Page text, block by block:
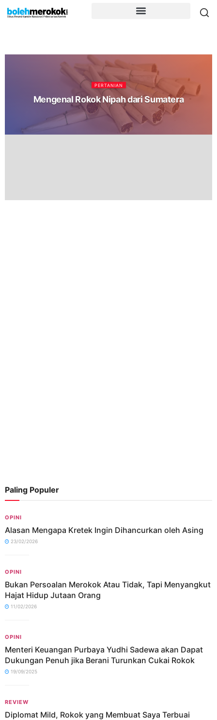
PERTANIAN
Mengenal Rokok Nipah dari Sumatera
Paling Populer
OPINI
Alasan Mengapa Kretek Ingin Dihancurkan oleh Asing
23/02/2026
OPINI
Bukan Persoalan Merokok Atau Tidak, Tapi Menyangkut
Hajat Hidup Jutaan Orang
11/02/2026
OPINI
Menteri Keuangan Purbaya Yudhi Sadewa akan Dapat
Dukungan Penuh jika Berani Turunkan Cukai Rokok
19/09/2025
REVIEW
Diplomat Mild, Rokok yang Membuat Saya Terbuai